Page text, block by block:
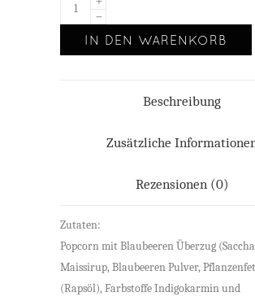
IN DEN WARENKORB
Beschreibung
Zusätzliche
Rezensionen (0)
Zutaten:
Popcorn mit Blaubeeren Überzug
Maissirup, Blaubeeren Pulver,
(Rapsöl), Farbstoffe Indigokarmin und